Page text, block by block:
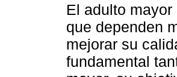
El adulto
que dependen
mejorar su
fundamental